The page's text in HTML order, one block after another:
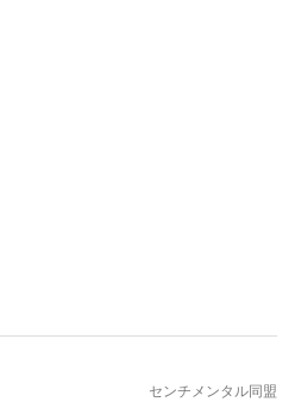
センチメンタル同盟